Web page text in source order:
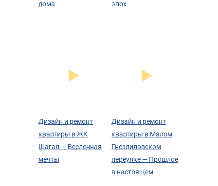
дома
эпох
Дизайн и ремонт
квартиры в ЖК
Шагал — Вселенная
мечты
Дизайн и ремонт
квартиры в Малом
Гнездиловском
переулке — Прошлое
в настоящем